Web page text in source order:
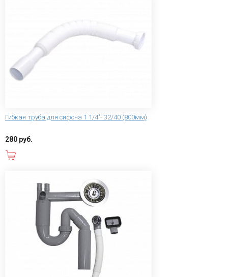
Гибкая труба для сифона 1 1/4"- 32/40 (800мм)
280 руб.